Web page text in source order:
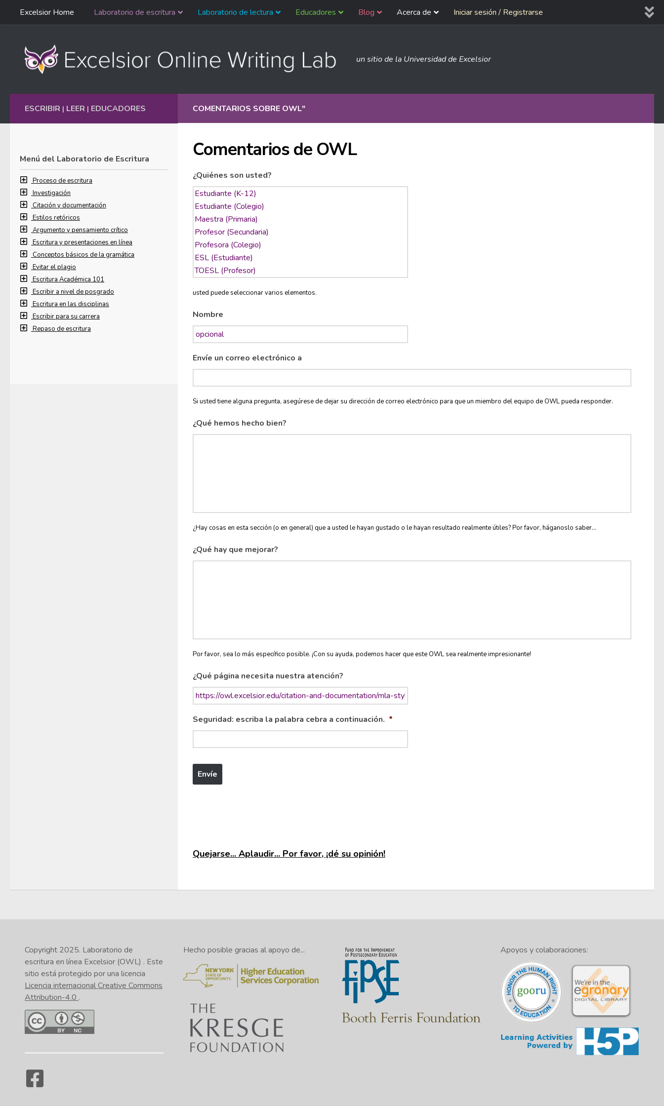
Ir al contenido
navegación
Excelsior Home Laboratorio de escritura Laboratorio de lectura Educadores Blog Acerca de Iniciar sesión / Registrarse
un sitio de la Universidad de Excelsior
COMENTARIOS SOBRE OWL"
Comentarios de OWL
¿Quiénes son usted?
usted puede seleccionar varios elementos.
Nombre
Envíe un correo electrónico a
Si usted tiene alguna pregunta, asegúrese de dejar su dirección de correo electrónico para que un miembro del equipo de OWL pueda responder.
¿Qué hemos hecho bien?
¿Hay cosas en esta sección (o en general) que a usted le hayan gustado o le hayan resultado realmente útiles? Por favor, háganoslo saber...
¿Qué hay que mejorar?
Por favor, sea lo más específico posible. ¡Con su ayuda, podemos hacer que este OWL sea realmente impresionante!
¿Qué página necesita nuestra atención?
Seguridad: escriba la palabra cebra a continuación. *
Quejarse... Aplaudir... Por favor, ¡dé su opinión!
ESCRIBIR | LEER | EDUCADORES
Menú del Laboratorio de Escritura
Proceso de escritura
Investigación
Citación y documentación
Estilos retóricos
Argumento y pensamiento crítico
Escritura y presentaciones en línea
Conceptos básicos de la gramática
Evitar el plagio
Escritura Académica 101
Escribir a nivel de posgrado
Escritura en las disciplinas
Escribir para su carrera
Repaso de escritura
Copyright 2025. Laboratorio de
escritura en línea Excelsior (OWL) . Este
sitio está protegido por una licencia
Licencia internacional Creative Commons
Attribution-4.0 .
Hecho posible gracias al apoyo de... Apoyos y colaboraciones: